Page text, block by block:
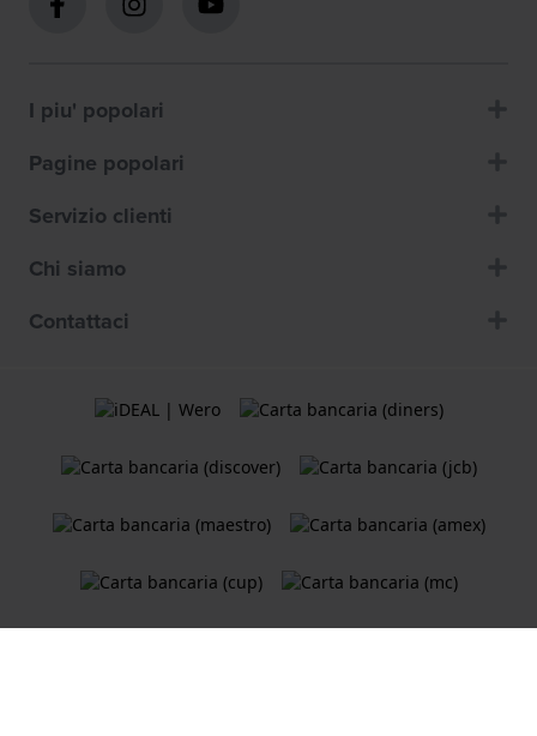
I piu' popolari
Pagine popolari
Servizio clienti
Chi siamo
Contattaci